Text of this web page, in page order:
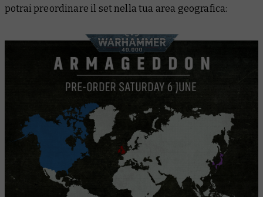
potrai preordinare il set nella tua area geografica: